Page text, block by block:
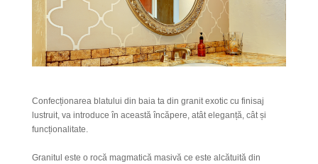
Confecționarea blatului din baia ta din granit exotic cu finisaj
lustruit, va introduce în această încăpere, atât eleganță, cât și
funcționalitate.
Granitul este o rocă magmatică masivă ce este alcătuită din